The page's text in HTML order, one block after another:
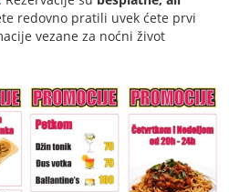
redovno pratili uvek ćete prvi
vezane za noćni život